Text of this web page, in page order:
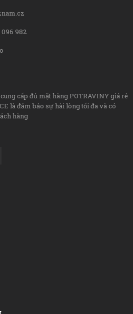
096 982
cấp đủ mặt hàng POTRAVINY giá rẻ
là đảm bảo sự hài lòng tối đa và có
hàng